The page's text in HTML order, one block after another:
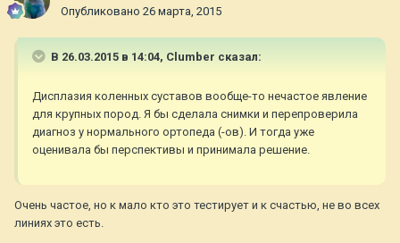
Опубликовано 26 марта, 2015
В 26.03.2015 в 14:04, Clumber сказал:
Дисплазия коленных суставов вообще-то нечастое явление
для крупных пород. Я бы сделала снимки и перепроверила
диагноз у нормального ортопеда (-ов). И тогда уже
оценивала бы перспективы и принимала решение.
Очень частое, но к мало кто это тестирует и к счастью, не во всех
линиях это есть.